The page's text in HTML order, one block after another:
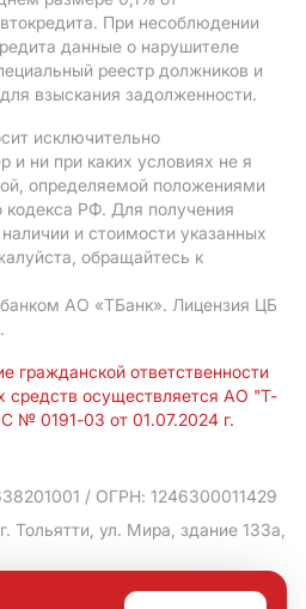
При несоблюдении
данные о нарушителе
реестр должников и
взыскания задолженности.
исключительно
и ни при каких условиях не я
определяемой положениями
кодекса РФ. Для получения
и стоимости указанных
обращайтесь к
АO «ТБанк». Лицензия ЦБ
гражданской ответственности
средств осуществляется АО "Т-
№ 0191-03 от 01.07.2024 г.
/ ОГРН: 1246300011429
Тольятти, ул. Мира, здание 133а,
персональных данных